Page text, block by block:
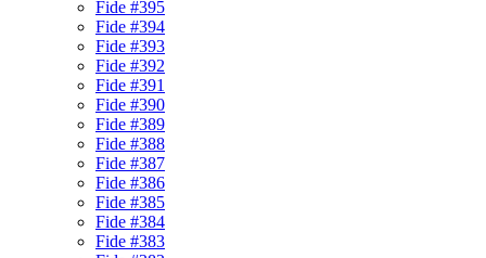
Fide #395
Fide #394
Fide #393
Fide #392
Fide #391
Fide #390
Fide #389
Fide #388
Fide #387
Fide #386
Fide #385
Fide #384
Fide #383